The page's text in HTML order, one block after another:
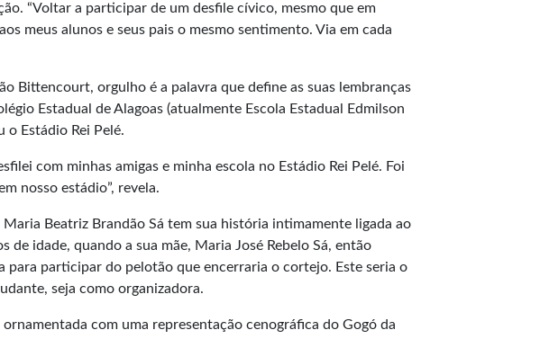
“Voltar a participar de um desfile cívico, mesmo que em
meus alunos e seus pais o mesmo sentimento. Via em cada
Bittencourt, orgulho é a palavra que define as suas lembranças
Estadual de Alagoas (atualmente Escola Estadual Edmilson
o Estádio Rei Pelé.
com minhas amigas e minha escola no Estádio Rei Pelé. Foi
nosso estádio”, revela.
Maria Beatriz Brandão Sá tem sua história intimamente ligada ao
de idade, quando a sua mãe, Maria José Rebelo Sá, então
para participar do pelotão que encerraria o cortejo. Este seria o
seja como organizadora.
com uma representação cenográfica do Gogó da